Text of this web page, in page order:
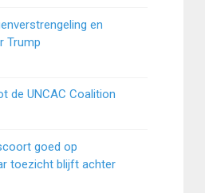
en
Trump
de UNCAC Coalition
goed op
toezicht blijft achter